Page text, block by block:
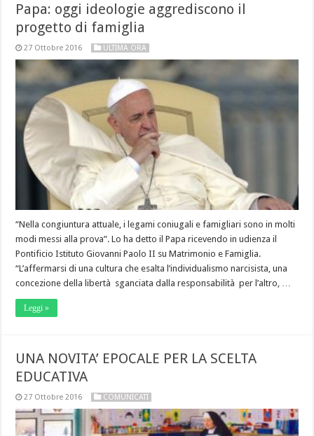
Papa: oggi ideologie aggrediscono il
progetto di famiglia
27 Ottobre 2016 ULTIMA ORA
“Nella congiuntura attuale, i legami coniugali e famigliari sono in molti
modi messi alla prova”. Lo ha detto il Papa ricevendo in udienza il
Pontificio Istituto Giovanni Paolo II su Matrimonio e Famiglia.
“L’affermarsi di una cultura che esalta l’individualismo narcisista, una
concezione della libertà sganciata dalla responsabilità per l’altro, …
Leggi »
UNA NOVITA’ EPOCALE PER LA SCELTA
EDUCATIVA
27 Ottobre 2016 COMUNICATI